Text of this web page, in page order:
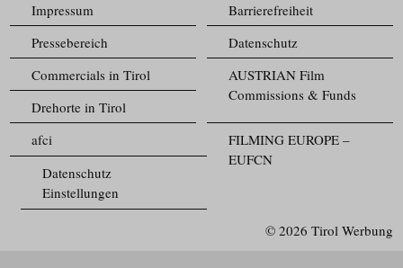
Impressum
Barrierefreiheit
Pressebereich
Datenschutz
Commercials in Tirol
AUSTRIAN Film
Commissions & Funds
Drehorte in Tirol
FILMING EUROPE –
EUFCN
afci
Datenschutz
Einstellungen
© 2026 Tirol Werbung